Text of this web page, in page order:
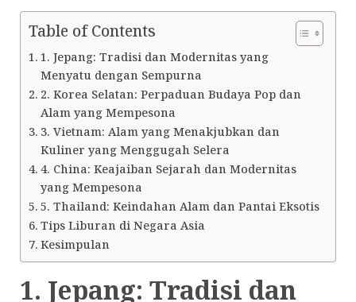
Table of Contents
1. Jepang: Tradisi dan Modernitas yang
Menyatu dengan Sempurna
2. Korea Selatan: Perpaduan Budaya Pop dan
Alam yang Mempesona
3. Vietnam: Alam yang Menakjubkan dan
Kuliner yang Menggugah Selera
4. China: Keajaiban Sejarah dan Modernitas
yang Mempesona
5. Thailand: Keindahan Alam dan Pantai Eksotis
Tips Liburan di Negara Asia
Kesimpulan
1. Jepang: Tradisi dan